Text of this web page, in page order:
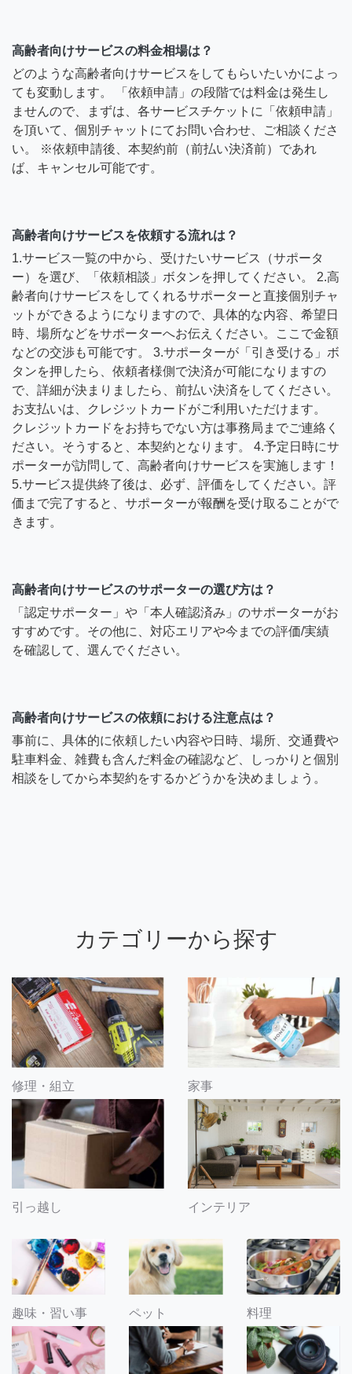
高齢者向けサービスの料金相場は？
どのような高齢者向けサービスをしてもらいたいかによっ
ても変動します。 「依頼申請」の段階では料金は発生し
ませんので、まずは、各サービスチケットに「依頼申請」
を頂いて、個別チャットにてお問い合わせ、ご相談くださ
い。 ※依頼申請後、本契約前（前払い決済前）であれ
ば、キャンセル可能です。
高齢者向けサービスを依頼する流れは？
1.サービス一覧の中から、受けたいサービス（サポータ
ー）を選び、「依頼相談」ボタンを押してください。 2.高
齢者向けサービスをしてくれるサポーターと直接個別チャ
ットができるようになりますので、具体的な内容、希望日
時、場所などをサポーターへお伝えください。ここで金額
などの交渉も可能です。 3.サポーターが「引き受ける」ボ
タンを押したら、依頼者様側で決済が可能になりますの
で、詳細が決まりましたら、前払い決済をしてください。
お支払いは、クレジットカードがご利用いただけます。
クレジットカードをお持ちでない方は事務局までご連絡く
ださい。そうすると、本契約となります。 4.予定日時にサ
ポーターが訪問して、高齢者向けサービスを実施します！
5.サービス提供終了後は、必ず、評価をしてください。評
価まで完了すると、サポーターが報酬を受け取ることがで
きます。
高齢者向けサービスのサポーターの選び方は？
「認定サポーター」や「本人確認済み」のサポーターがお
すすめです。その他に、対応エリアや今までの評価/実績
を確認して、選んでください。
高齢者向けサービスの依頼における注意点は？
事前に、具体的に依頼したい内容や日時、場所、交通費や
駐車料金、雑費も含んだ料金の確認など、しっかりと個別
相談をしてから本契約をするかどうかを決めましょう。
カテゴリーから探す
修理・組立 家事
引っ越し インテリア
趣味・習い事 ペット 料理